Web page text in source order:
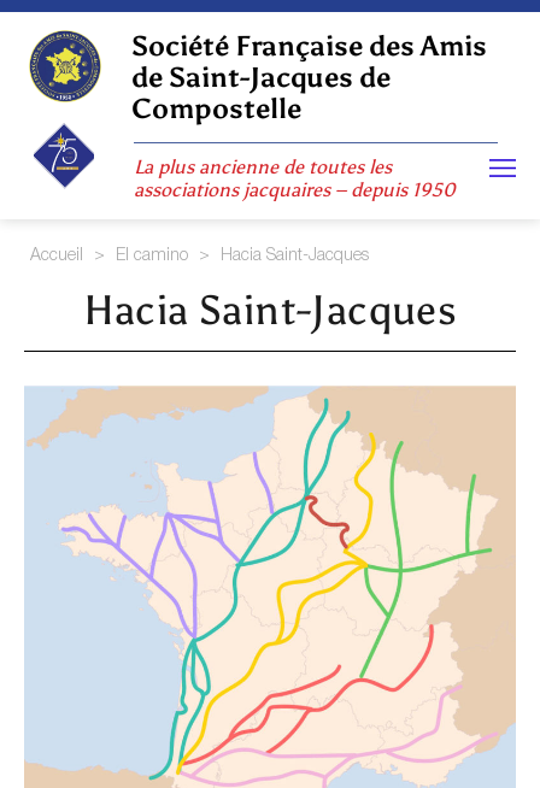
Skip
content
Société Française des Amis
de Saint-Jacques de
Compostelle
La plus ancienne de toutes les
associations jacquaires – depuis 1950
Accueil > El camino > Hacia Saint-Jacques
Hacia Saint-Jacques